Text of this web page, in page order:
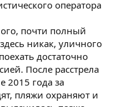
оператора
почти полный
никак, уличного
достаточно
После расстрела
2015 года за
пляжи охраняют и